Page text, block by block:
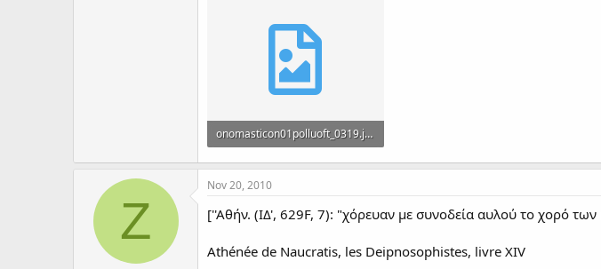
onomasticon01polluoft_0319.jpg
217.6 KB · Views: 0
Z
Nov 20, 2010
[''Αθήν. (ΙΔ', 629F, 7): "χόρευαν με συνοδεία αυλού το χορό
Athénée de Naucratis, les Deipnosophistes, livre XIV